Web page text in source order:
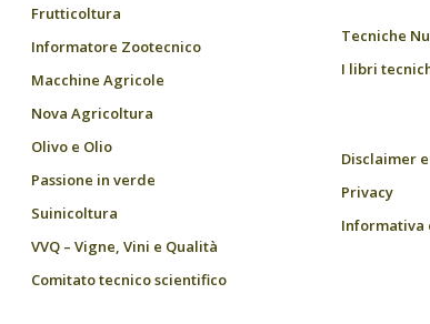
Frutticoltura
Informatore Zootecnico
Macchine Agricole
Nova Agricoltura
Olivo e Olio
Passione in verde
Suinicoltura
VVQ – Vigne, Vini e Qualità
Comitato tecnico scientifico
Tecniche
I libri
Disclaimer
Privacy
Informativa